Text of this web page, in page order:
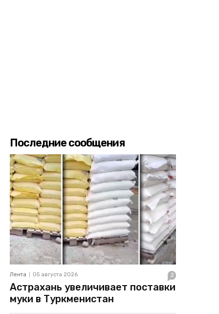
Последние сообщения
Лента 05 августа 2026 2
Астрахань увеличивает поставки
муки в Туркменистан